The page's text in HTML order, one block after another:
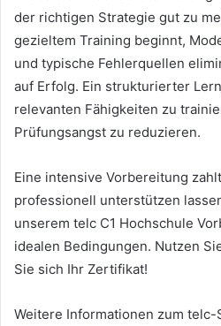
der richtigen Strategie gut zu
gezieltem Training beginnt,
und typische Fehlerquellen
auf Erfolg. Ein strukturierter
relevanten Fähigkeiten zu
Prüfungsangst zu reduzieren.
Eine intensive Vorbereitung
professionell unterstützen
unserem telc C1 Hochschule
idealen Bedingungen. Nutzen
Sie sich Ihr Zertifikat!
Weitere Informationen zum telc-